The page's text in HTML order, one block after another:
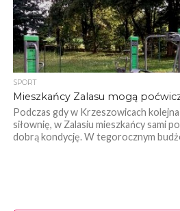
SPORT
Mieszkańcy Zalasu mogą
Podczas gdy w Krzeszowicach
siłownię, w Zalasiu mieszkańcy sami
dobrą kondycję. W tegorocznym